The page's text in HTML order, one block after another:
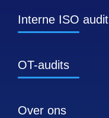
Interne ISO audit
OT-audits
Over ons